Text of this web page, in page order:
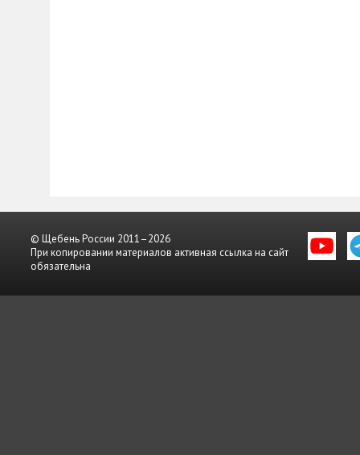
© Щебень России 2011–2026
При копировании материалов активная ссылка на сайт
обязательна